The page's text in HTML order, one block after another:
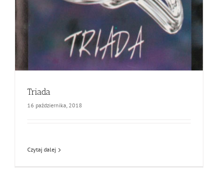
Triada
16 października, 2018
Czytaj dalej